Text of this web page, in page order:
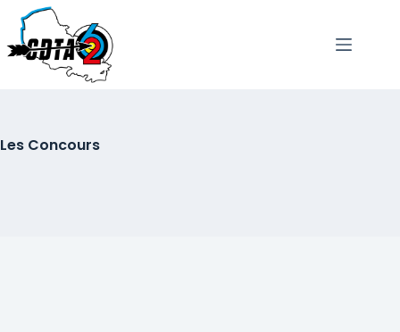
passer
contenu
Les Concours